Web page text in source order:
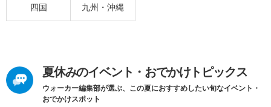
四国 九州・沖縄
夏休みのイベント・おでかけトピックス
ウォーカー編集部が選ぶ、この夏におすすめしたい旬なイベント・
おでかけスポット